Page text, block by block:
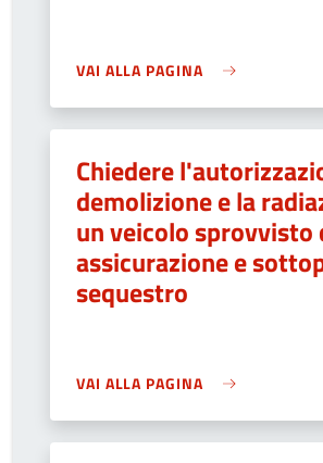
VAI ALLA PAGINA
Chiedere
demolizione e la
un veicolo sprovvisto
assicurazione e
sequestro
VAI ALLA PAGINA